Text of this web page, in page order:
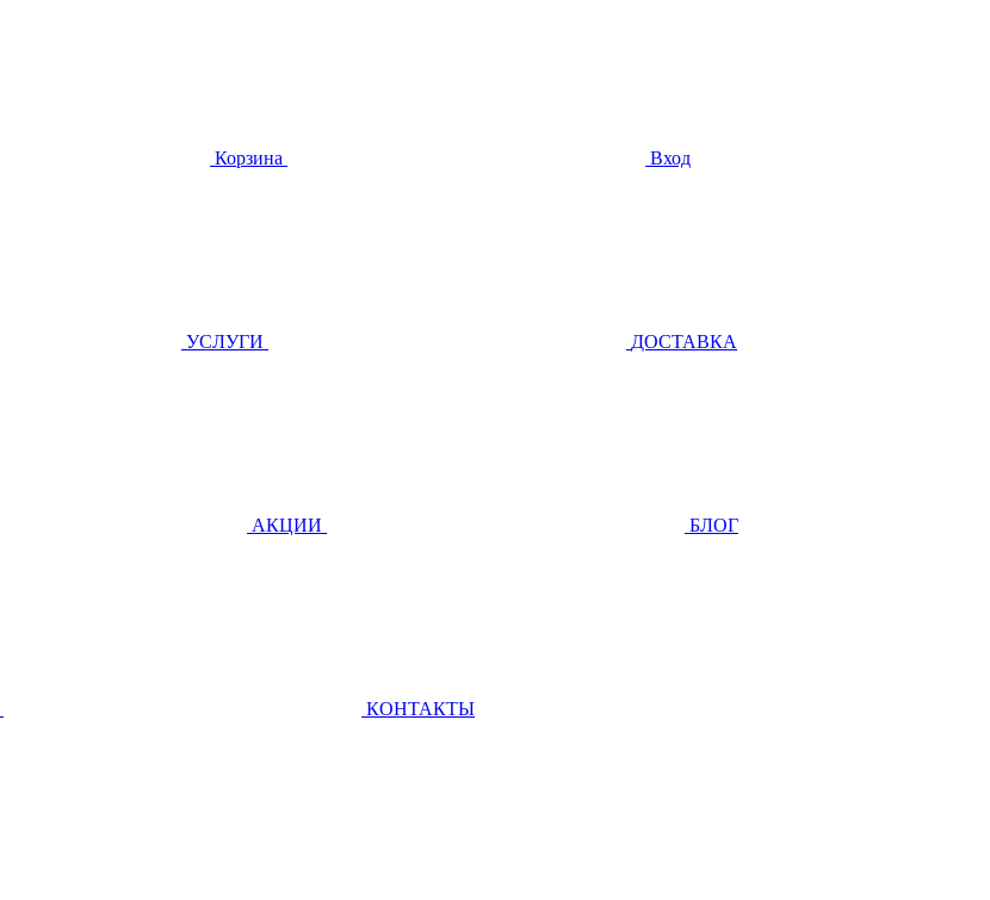
Корзина Вход
УСЛУГИ ДОСТАВКА
АКЦИИ БЛОГ
КОНТАКТЫ